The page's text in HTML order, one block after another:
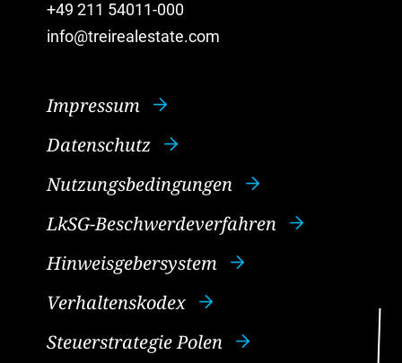
+49 211 54011-000
info@treirealestate.com
Impressum
Datenschutz
Nutzungsbedingungen
LkSG-Beschwerdeverfahren
Hinweisgebersystem
Verhaltenskodex
Steuerstrategie Polen